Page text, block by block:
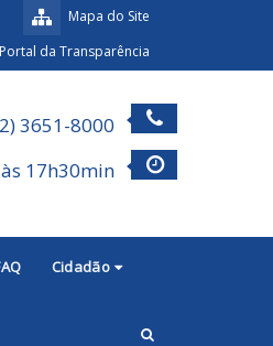
Mapa do Site
Portal da Transparência
3651-8000
17h30min
Cidadão